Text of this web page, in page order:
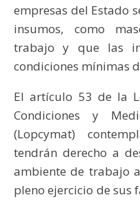
empresas del Estado
insumos, como
trabajo y que las
condiciones mínimas
El artículo 53 de la
Condiciones y
(Lopcymat)
tendrán derecho a
ambiente de trabajo
pleno ejercicio de sus